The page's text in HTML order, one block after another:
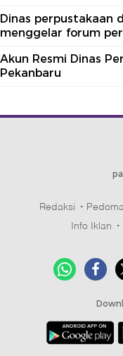
Dinas perpustakaan
menggelar forum
Akun Resmi Dinas
Pekanbaru
Redaksi
Info Iklan